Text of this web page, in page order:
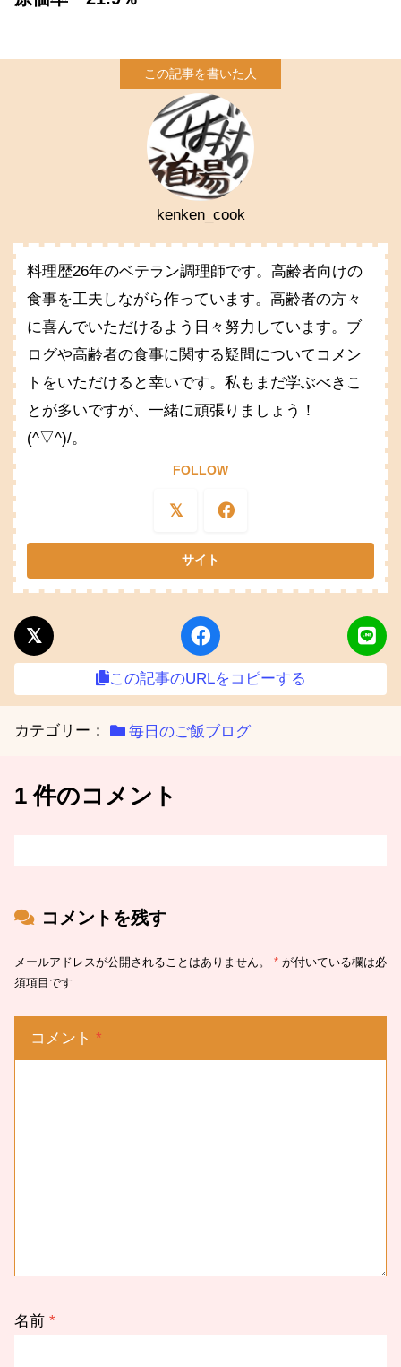
kenken_cook
料理歴26年のベテラン調理師です。高齢者向けの
食事を工夫しながら作っています。高齢者の方々
に喜んでいただけるよう日々努力しています。ブ
ログや高齢者の食事に関する疑問についてコメン
トをいただけると幸いです。私もまだ学ぶべきこ
とが多いですが、一緒に頑張りましょう！
(^▽^)/。
FOLLOW
この記事のURLをコピーする
カテゴリー： 毎日のご飯ブログ
1 件のコメント
コメントを残す
メールアドレスが公開されることはありません。 * が付いている欄は必
須項目です
コメント *
名前 *